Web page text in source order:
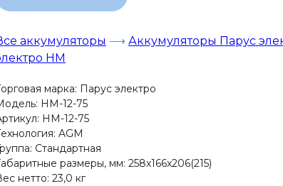
аккумуляторы ⟶ Аккумуляторы Парус
HM
марка: Парус электро
HM-12-75
HM-12-75
AGM
Стандартная
размеры, мм: 258x166x206(215)
нетто: 23,0 кг